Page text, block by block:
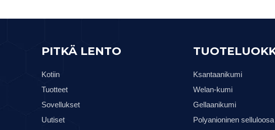
PITKÄ LENTO
Kotiin
Tuotteet
Sovellukset
Uutiset
Ksantaanikumi
Welan-kumi
Gellaanikumi
Polyanioninen